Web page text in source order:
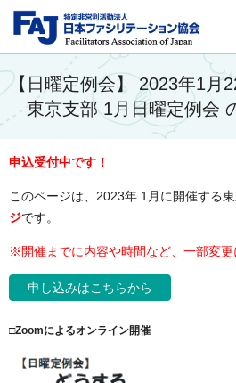
【日曜定例会】 2023年1
東京支部 1月日曜定例会
申込受付中です！
このページは、2023年 1月に開催する
ジです。
※開催までに 内容や時間など、一部変更
申し込みはこちらから
□Zoomによるオンライン開催